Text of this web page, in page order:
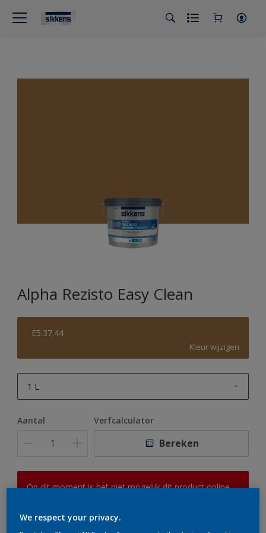
Alpha Rezisto Easy Clean
E5.37.44
Kleur wijzigen
1 L
10 L
Aantal Verfcalculator
Bereken
Op dit moment is het niet mogelijk dit product online
er hard aan om de voorraad aan te vullen.
We respect your privacy.